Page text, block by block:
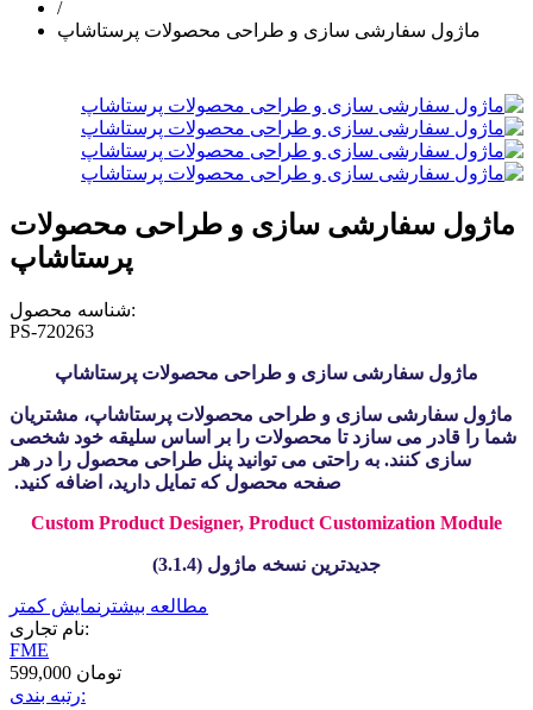
/
ماژول سفارشی سازی و طراحی محصولات پرستاشاپ
ماژول سفارشی سازی و طراحی محصولات
پرستاشاپ
شناسه محصول:
PS-720263
ماژول سفارشی سازی و طراحی محصولات پرستاشاپ
ماژول سفارشی سازی و طراحی محصولات پرستاشاپ، مشتریان
شما را قادر می سازد تا محصولات را بر اساس سلیقه خود شخصی
سازی کنند. به راحتی می توانید پنل طراحی محصول را در هر
صفحه محصول که تمایل دارید، اضافه کنید.
Custom Product Designer, Product Customization Module
جدیدترین نسخه ماژول (3.1.4)
مطالعه بیشتر نمایش کمتر
نام تجاری:
FME
599,000 تومان
رتبه بندی: